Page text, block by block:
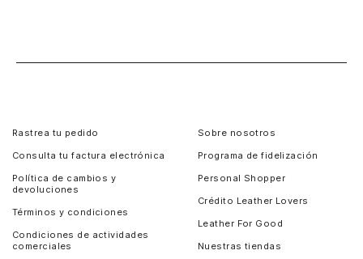
Rastrea tu pedido
Consulta tu factura electrónica
Política de cambios y
devoluciones
Términos y condiciones
Condiciones de actividades
comerciales
Sobre nosotros
Programa de fidelización
Personal Shopper
Crédito Leather Lovers
Leather For Good
Nuestras tiendas